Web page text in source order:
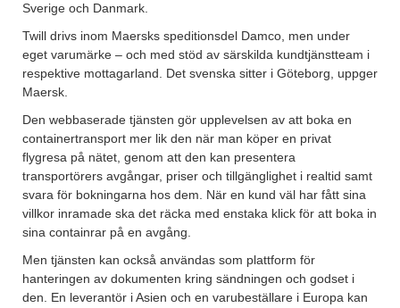
Sverige och Danmark.
Twill drivs inom Maersks speditionsdel Damco, men under
eget varumärke – och med stöd av särskilda kundtjänstteam i
respektive mottagarland. Det svenska sitter i Göteborg, uppger
Maersk.
Den webbaserade tjänsten gör upplevelsen av att boka en
containertransport mer lik den när man köper en privat
flygresa på nätet, genom att den kan presentera
transportörers avgångar, priser och tillgänglighet i realtid samt
svara för bokningarna hos dem. När en kund väl har fått sina
villkor inramade ska det räcka med enstaka klick för att boka in
sina containrar på en avgång.
Men tjänsten kan också användas som plattform för
hanteringen av dokumenten kring sändningen och godset i
den. En leverantör i Asien och en varubeställare i Europa kan